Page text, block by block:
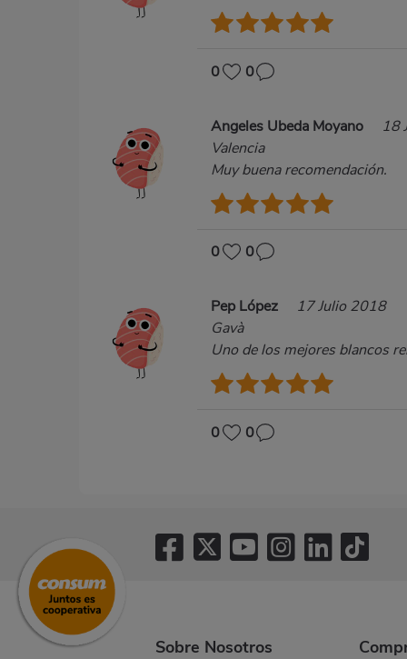
0 0
Angeles Ubeda Moyano
18
Valencia
Muy buena recomendación.
0 0
Pep López
17 Julio 2018
Gavà
Uno de los mejores blancos
0 0
Sobre Nosotros